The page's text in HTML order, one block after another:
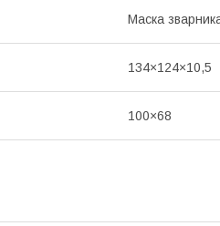
Маска
134×124×10,5
100×68